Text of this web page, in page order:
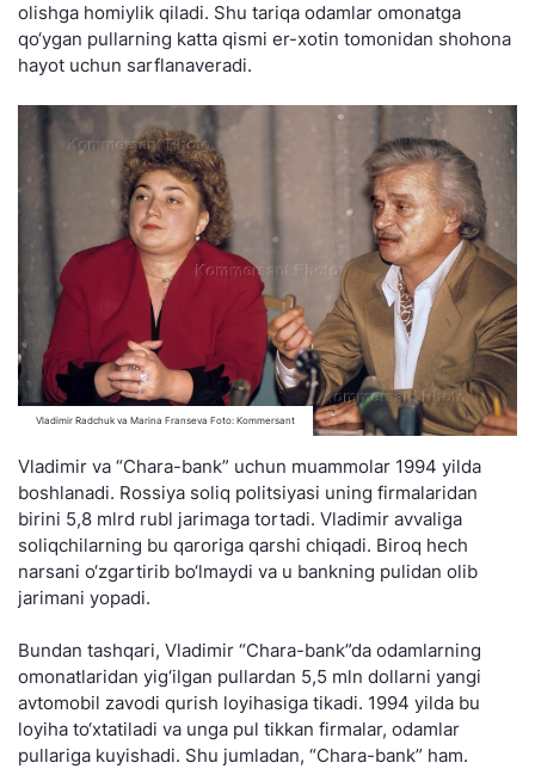
olishga homiylik qiladi. Shu tariqa odamlar omonatga
qo‘ygan pullarning katta qismi er-xotin tomonidan shohona
hayot uchun sarflanaveradi.
Vladimir Radchuk va Marina Franseva Foto: Kommersant
Vladimir va “Chara-bank” uchun muammolar 1994 yilda
boshlanadi. Rossiya soliq politsiyasi uning firmalaridan
birini 5,8 mlrd rubl jarimaga tortadi. Vladimir avvaliga
soliqchilarning bu qaroriga qarshi chiqadi. Biroq hech
narsani o‘zgartirib bo‘lmaydi va u bankning pulidan olib
jarimani yopadi.
Bundan tashqari, Vladimir “Chara-bank”da odamlarning
omonatlaridan yig‘ilgan pullardan 5,5 mln dollarni yangi
avtomobil zavodi qurish loyihasiga tikadi. 1994 yilda bu
loyiha to‘xtatiladi va unga pul tikkan firmalar, odamlar
pullariga kuyishadi. Shu jumladan, “Chara-bank” ham.